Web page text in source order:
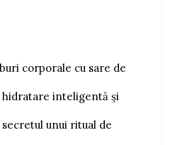
corporale cu sare de
hidratare inteligentă și
unui ritual de